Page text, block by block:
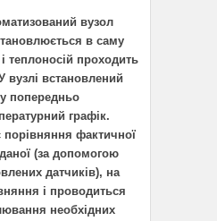
вузол
в саму
теплоносій проходить
вузлі встановлений
попередньо
графік.
фактичної
(за допомогою
датчиків), на
і проводиться
необхідних